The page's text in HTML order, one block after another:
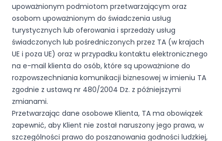
upoważnionym podmiotom przetwarzającym oraz
osobom upoważnionym do świadczenia usług
turystycznych lub oferowania i sprzedaży usług
świadczonych lub pośredniczonych przez TA (w krajach
UE i poza UE) oraz w przypadku kontaktu elektronicznego
na e-mail klienta do osób, które są upoważnione do
rozpowszechniania komunikacji biznesowej w imieniu TA
zgodnie z ustawą nr 480/2004 Dz. z późniejszymi
zmianami.
Przetwarzając dane osobowe Klienta, TA ma obowiązek
zapewnić, aby Klient nie został naruszony jego prawa, w
szczególności prawo do poszanowania godności ludzkiej,